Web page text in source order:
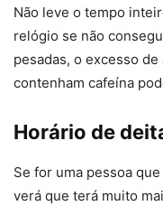
Não leve o tempo
relógio se não
pesadas, o excesso
contenham cafeína
Horário de
Se for uma pessoa
verá que terá muito